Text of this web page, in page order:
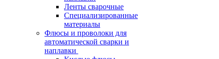
Ленты сварочные
Специализированные
материалы
Флюсы и проволоки для
автоматической сварки и
наплавки